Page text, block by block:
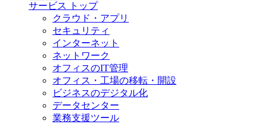
サービス トップ
クラウド・アプリ
セキュリティ
インターネット
ネットワーク
オフィスのIT管理
オフィス・工場の移転・開設
ビジネスのデジタル化
データセンター
業務支援ツール